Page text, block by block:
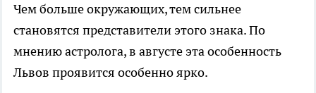
Чем больше окружающих, тем сильнее
становятся представители этого знака. По
мнению астролога, в августе эта особенность
Львов проявится особенно ярко.